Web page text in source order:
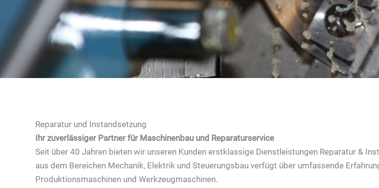
Reparatur und Instandsetzung
Ihr zuverlässiger Partner für Maschinenbau und Reparaturservice
Seit über 40 Jahren bieten wir unseren Kunden erstklassige Dienstleistungen Reparatur &
aus dem Bereichen Mechanik, Elektrik und Steuerungsbau verfügt über umfassende
Produktionsmaschinen und Werkzeugmaschinen.